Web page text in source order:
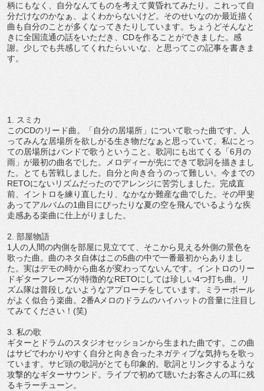
柄にもなく、自分なんてものを考えて黄昏れてみたり。これって自
分だけなのかなぁ、よくわからないけど。そのせいなのか最近描く
曲も自分のことが多くなってきたりしています。ちょうどそんなと
きに全国流通の話をいただき、CDを作ることができました。感
謝。少しでも共感してくれたらいいな、と思ってこの記事を書きま
す。
1. スミカ
このCDのリード曲。「自分の居場所」について歌った曲です。人
ってみんな居場所を欲しがる生き物だなぁと思っていて。私にとっ
ての居場所はバンドで歌うということ。歌詞にも出てくる「6月の
雨」が最初の曲名でした。メロディーが先にできて歌詞を描きまし
た。とても苦戦しました。自分と向き合うのって難しい。今までの
RETOにないリズムだったのでアレンジに苦労しました。完成直
前、イントロを練り直したり、なかなか難産な曲でした。その甲斐
あってアルバムの1曲目にぴったりな夏の空を飛んでいるような疾
走感ある楽曲に仕上がりました。
2. 部屋物語
1人の人間の内側を部屋に見立てて、そこから見える外側の景色を
歌った曲。曲のネタ自体はこの5曲の中で一番最初からありまし
た。実はデモの時から曲名が変わってないんです。イントロのリー
ドギターフレーズが特徴的なRETOにしては珍しい4つ打ち曲。リ
ズム隊は普段しないようなアプローチをしています。ミラーボール
がよく似合う楽曲。2番Aメロのドラムのハイハットの音量に注目し
てみてください！(笑)
3. 私の歌
ギターとドラムのスタジオセッションから生まれた曲です。この曲
はサビでわかりやすく自分と向き合ったネガティブな気持ちを歌っ
ています。サビ頭の歌詞がとても印象的。歌詞とリンクするような
攻撃的なギターサウンド。ライブで初めて聴いたお客さんの耳に残
るキラーチューン。